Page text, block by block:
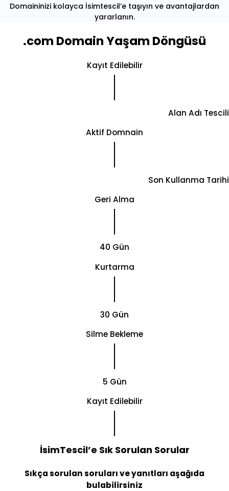
Domaininizi kolayca İsimtescil’e taşıyın ve avantajlardan
yararlanın.
.com Domain Yaşam Döngüsü
Kayıt Edilebilir
Alan Adı Tescili
Aktif Domnain
Son Kullanma Tarihi
Geri Alma
40 Gün
Kurtarma
30 Gün
Silme Bekleme
5 Gün
Kayıt Edilebilir
İsimTescil’e Sık Sorulan Sorular
Sıkça sorulan soruları ve yanıtları aşağıda
bulabilirsiniz